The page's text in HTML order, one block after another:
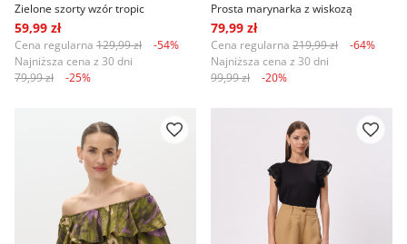
Zielone szorty wzór tropic
59,99 zł
Cena regularna 129,99 zł
-54%
Najniższa cena z 30 dni
79,99 zł
-25%
Prosta marynarka z wiskozą
79,99 zł
Cena regularna 219,99 zł
-64%
Najniższa cena z 30 dni
99,99 zł
-20%